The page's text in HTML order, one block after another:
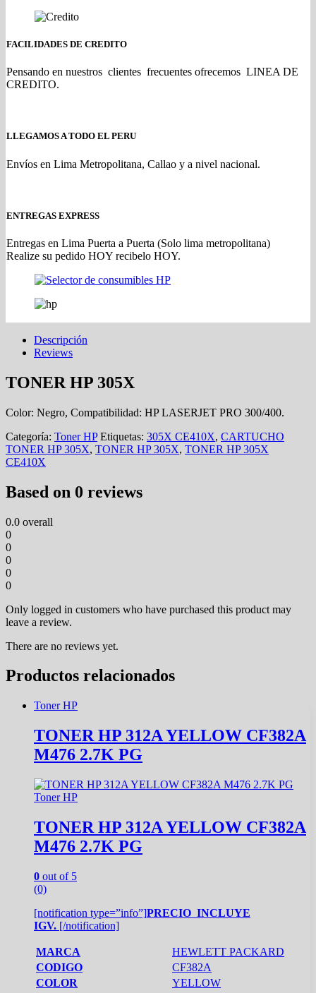
FACILIDADES DE CREDITO
Pensando en nuestros clientes frecuentes ofrecemos LINEA DE
CREDITO.
LLEGAMOS A TODO EL PERU
Envíos en Lima Metropolitana, Callao y a nivel nacional.
ENTREGAS EXPRESS
Entregas en Lima Puerta a Puerta (Solo lima metropolitana)
Realize su pedido HOY recibelo HOY.
Descripción
Reviews
TONER HP 305X
Color: Negro, Compatibilidad: HP LASERJET PRO 300/400.
Categoría: Toner HP Etiquetas: 305X CE410X, CARTUCHO
TONER HP 305X, TONER HP 305X, TONER HP 305X
CE410X
Based on 0 reviews
0.0 overall
0
0
0
0
0
Only logged in customers who have purchased this product may
leave a review.
There are no reviews yet.
Productos relacionados
Toner HP
TONER HP 312A YELLOW CF382A
M476 2.7K PG
Toner HP
TONER HP 312A YELLOW CF382A
M476 2.7K PG
0 out of 5
(0)
[notification type=”info”]PRECIO INCLUYE
IGV. [/notification]
MARCA
HEWLETT PACKARD
CODIGO
CF382A
COLOR
YELLOW